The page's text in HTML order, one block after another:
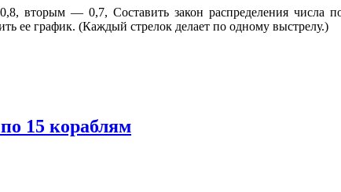
вторым — 0,7, Составить закон распределения числа
ее график. (Каждый стрелок делает по одному выстрелу.)
15 кораблям